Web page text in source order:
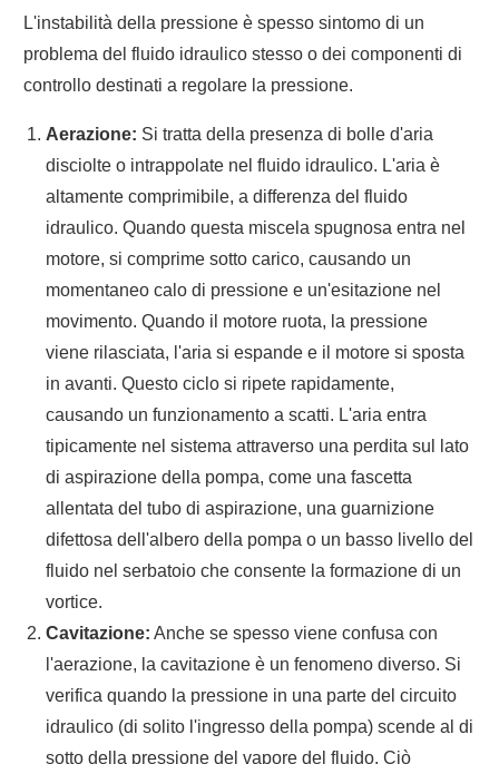
L'instabilità della pressione è spesso sintomo di un
problema del fluido idraulico stesso o dei componenti di
controllo destinati a regolare la pressione.
Aerazione: Si tratta della presenza di bolle d'aria
disciolte o intrappolate nel fluido idraulico. L'aria è
altamente comprimibile, a differenza del fluido
idraulico. Quando questa miscela spugnosa entra nel
motore, si comprime sotto carico, causando un
momentaneo calo di pressione e un'esitazione nel
movimento. Quando il motore ruota, la pressione
viene rilasciata, l'aria si espande e il motore si sposta
in avanti. Questo ciclo si ripete rapidamente,
causando un funzionamento a scatti. L'aria entra
tipicamente nel sistema attraverso una perdita sul lato
di aspirazione della pompa, come una fascetta
allentata del tubo di aspirazione, una guarnizione
difettosa dell'albero della pompa o un basso livello del
fluido nel serbatoio che consente la formazione di un
vortice.
Cavitazione: Anche se spesso viene confusa con
l'aerazione, la cavitazione è un fenomeno diverso. Si
verifica quando la pressione in una parte del circuito
idraulico (di solito l'ingresso della pompa) scende al di
sotto della pressione del vapore del fluido. Ciò